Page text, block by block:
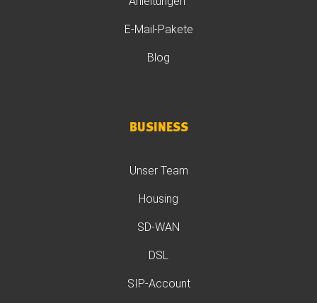
E-Mail-Pakete
Blog
BUSINESS
Unser Team
Housing
SD-WAN
DSL
SIP-Account